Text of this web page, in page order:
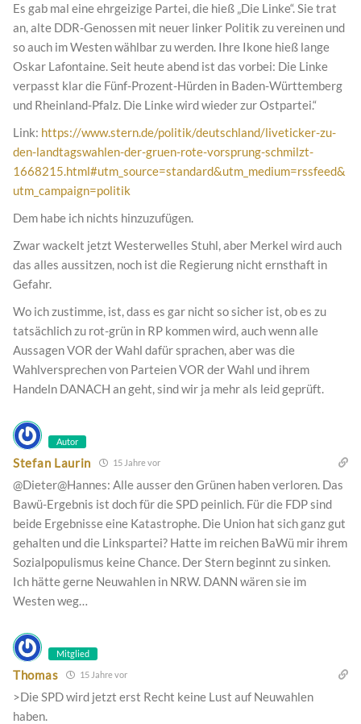
Es gab mal eine ehrgeizige Partei, die hieß „Die Linke“. Sie trat
an, alte DDR-Genossen mit neuer linker Politik zu vereinen und
so auch im Westen wählbar zu werden. Ihre Ikone hieß lange
Oskar Lafontaine. Seit heute abend ist das vorbei: Die Linke
verpasst klar die Fünf-Prozent-Hürden in Baden-Württemberg
und Rheinland-Pfalz. Die Linke wird wieder zur Ostpartei.“
Link: https://www.stern.de/politik/deutschland/liveticker-zu-
den-landtagswahlen-der-gruen-rote-vorsprung-schmilzt-
1668215.html#utm_source=standard&utm_medium=rssfeed&
utm_campaign=politik
Dem habe ich nichts hinzuzufügen.
Zwar wackelt jetzt Westerwelles Stuhl, aber Merkel wird auch
das alles aussitzen, noch ist die Regierung nicht ernsthaft in
Gefahr.
Wo ich zustimme, ist, dass es gar nicht so sicher ist, ob es zu
tatsächlich zu rot-grün in RP kommen wird, auch wenn alle
Aussagen VOR der Wahl dafür sprachen, aber was die
Wahlversprechen von Parteien VOR der Wahl und ihrem
Handeln DANACH an geht, sind wir ja mehr als leid geprüft.
Autor
Stefan Laurin 15 Jahre vor
@Dieter@Hannes: Alle ausser den Grünen haben verloren. Das
Bawü-Ergebnis ist doch für die SPD peinlich. Für die FDP sind
beide Ergebnisse eine Katastrophe. Die Union hat sich ganz gut
gehalten und die Linkspartei? Hatte im reichen BaWü mir ihrem
Sozialpopulismus keine Chance. Der Stern beginnt zu sinken.
Ich hätte gerne Neuwahlen in NRW. DANN wären sie im
Westen weg…
Mitglied
Thomas 15 Jahre vor
>Die SPD wird jetzt erst Recht keine Lust auf Neuwahlen
haben.